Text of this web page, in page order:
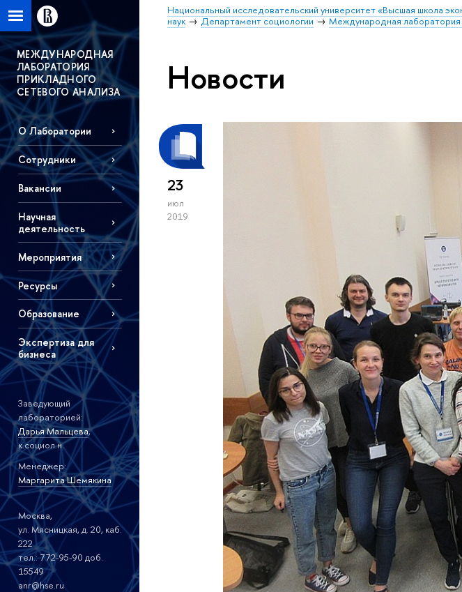
Национальный исследовательский университет «Высшая школа
наук
Департамент социологии Международная лаборатория
МЕЖДУНАРОДНАЯ
ЛАБОРАТОРИЯ
ПРИКЛАДНОГО
СЕТЕВОГО АНАЛИЗА
О Лаборатории
Сотрудники
Вакансии
Научная
деятельность
Мероприятия
Ресурсы
Образование
Экспертиза для
бизнеса
Заведующий
лабораторией:
Дарья Мальцева,
к.социол.н.
Менеджер:
Маргарита Шемякина
Москва,
ул. Мясницкая, д. 20, каб.
222
тел.: 772-95-90 доб.
15549
anr@hse.ru
Новости
23
июл
2019